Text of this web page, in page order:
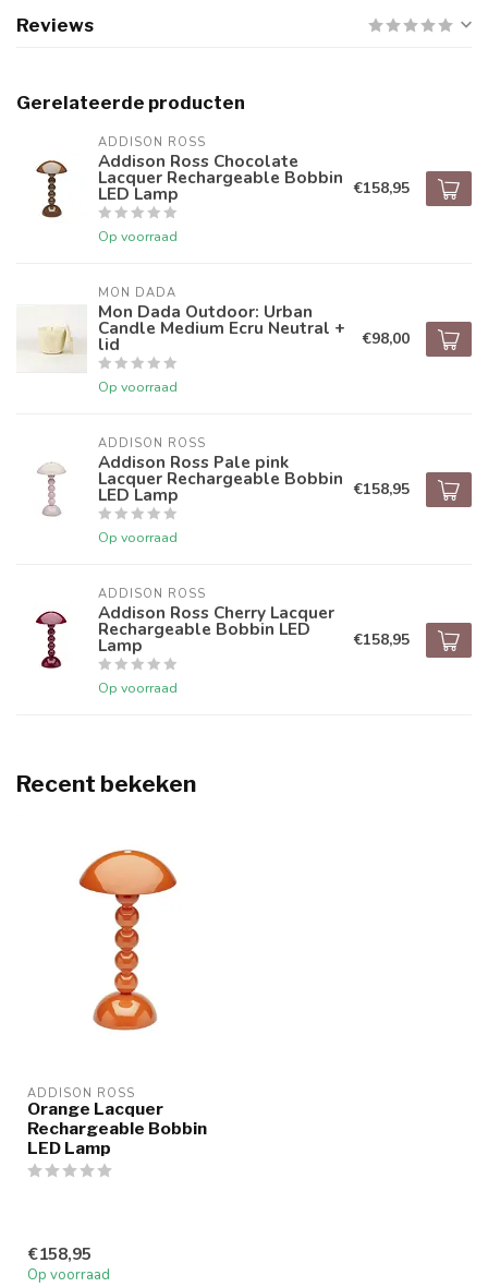
Reviews
Gerelateerde producten
ADDISON ROSS
Addison Ross Chocolate
Lacquer Rechargeable Bobbin
LED Lamp
Op voorraad
€158,95
MON DADA
Mon Dada Outdoor: Urban
Candle Medium Ecru Neutral +
lid
Op voorraad
€98,00
ADDISON ROSS
Addison Ross Pale pink
Lacquer Rechargeable Bobbin
LED Lamp
Op voorraad
€158,95
ADDISON ROSS
Addison Ross Cherry Lacquer
Rechargeable Bobbin LED
Lamp
Op voorraad
€158,95
Recent bekeken
ADDISON ROSS
Orange Lacquer
Rechargeable Bobbin
LED Lamp
€158,95
Op voorraad